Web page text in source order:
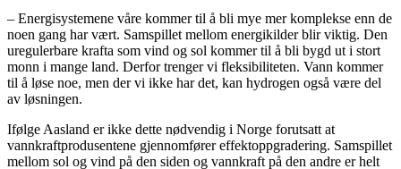
– Energisystemene våre kommer til å bli mye mer komplekse enn de
noen gang har vært. Samspillet mellom energikilder blir viktig. Den
uregulerbare krafta som vind og sol kommer til å bli bygd ut i stort
monn i mange land. Derfor trenger vi fleksibiliteten. Vann kommer
til å løse noe, men der vi ikke har det, kan hydrogen også være del
av løsningen.
Ifølge Aasland er ikke dette nødvendig i Norge forutsatt at
vannkraftprodusentene gjennomfører effektoppgradering. Samspillet
mellom sol og vind på den siden og vannkraft på den andre er helt